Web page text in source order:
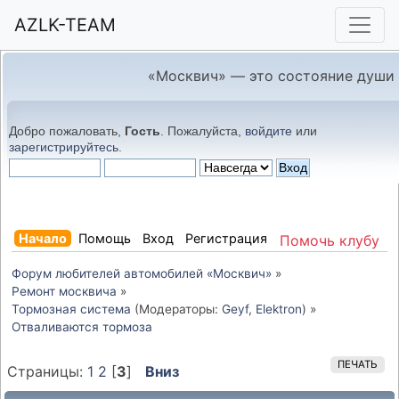
AZLK-TEAM
«Москвич» — это состояние души
Добро пожаловать, Гость . Пожалуйста, войдите или
зарегистрируйтесь
Помочь клубу
Начало Помощь Вход Регистрация
Форум любителей автомобилей «Москвич» »
Ремонт москвича »
Тормозная система (Модераторы: Geyf, Elektron) »
Отваливаются тормоза
ПЕЧАТЬ
Страницы: 1 2 [3] Вниз